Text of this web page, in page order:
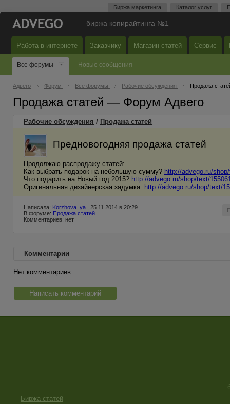
Биржа маркетинга Каталог услуг
— биржа копирайтинга №1
Работа в интернете Заказчику Магазин статей Сервис
Все форумы Новые сообщения
Адвего Форум Все форумы Рабочие обсуждения Продажа
Продажа статей — Форум Адвего
Рабочие обсуждения / Продажа статей
Предновогодняя продажа статей
Продолжаю распродажу статей:
Как выбрать подарок на небольшую сумму? http://advego.ru/
Что подарить на Новый год 2015? http://advego.ru/shop/text/
Оригинальная дизайнерская задумка: http://advego.ru/shop/text/
Написала: Korzhova_ya , 25.11.2014 в 20:29
В форуме: Продажа статей
Комментариев: нет
Комментарии
Нет комментариев
Написать комментарий
Биржа статей